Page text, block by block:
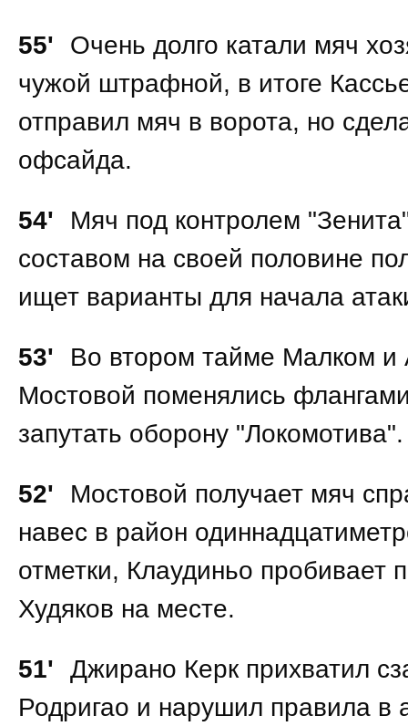
55'
Очень долго катали мяч
чужой штрафной, в итоге
отправил мяч в ворота, но
офсайда.
54'
Мяч под контролем
составом на своей половине
ищет варианты для начала
53'
Во втором тайме Малком и
Мостовой поменялись
запутать оборону "Локомотива".
52'
Мостовой получает мяч
навес в район
отметки, Клаудиньо пробивает
Худяков на месте.
51'
Джирано Керк прихватил
Родригао и нарушил правила в